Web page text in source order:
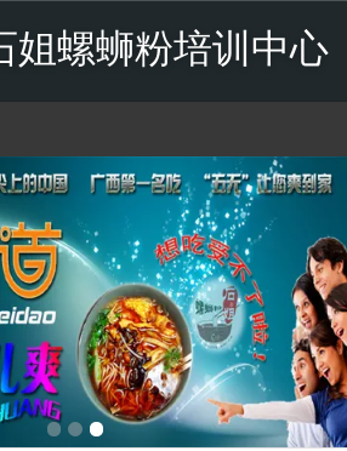
姐螺蛳粉培训中心